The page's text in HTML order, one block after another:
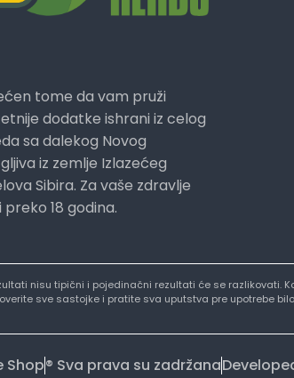
tome da vam pruži
dodatke ishrani iz celog
sa dalekog Novog
iz zemlje Izlazećeg
Sibira. Za vaše zdravlje
18 godina.
nisu tipični i pojedinačni rezultati će se razlikovati.
sve sastojke i pratite sva uputstva pre upotrebe
Shop® Sva prava su zadržana